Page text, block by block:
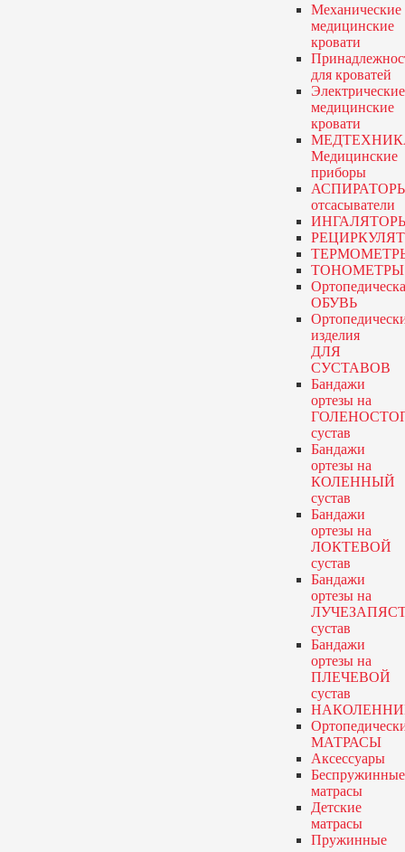
Механические
медицинские
кровати
для кроватей
Электрические
медицинские
кровати
Медицинские
приборы
отсасыватели
ТОНОМЕТРЫ
ОБУВЬ
изделия
ДЛЯ
СУСТАВОВ
Бандажи
ортезы на
сустав
Бандажи
ортезы на
КОЛЕННЫЙ
сустав
Бандажи
ортезы на
ЛОКТЕВОЙ
сустав
Бандажи
ортезы на
сустав
Бандажи
ортезы на
ПЛЕЧЕВОЙ
сустав
МАТРАСЫ
Аксессуары
Беспружинные
матрасы
Детские
матрасы
Пружинные